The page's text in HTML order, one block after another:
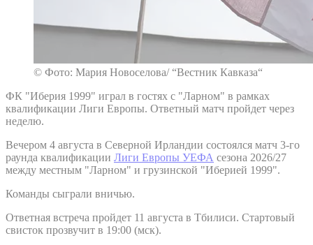
© Фото: Мария Новоселова/ “Вестник Кавказа“
ФК "Иберия 1999" играл в гостях с "Ларном" в рамках
квалификации Лиги Европы. Ответный матч пройдет через
неделю.
Вечером 4 августа в Северной Ирландии состоялся матч 3-го
раунда квалификации Лиги Европы УЕФА сезона 2026/27
между местным "Ларном" и грузинской "Иберией 1999".
Команды сыграли вничью.
Ответная встреча пройдет 11 августа в Тбилиси. Стартовый
свисток прозвучит в 19:00 (мск).